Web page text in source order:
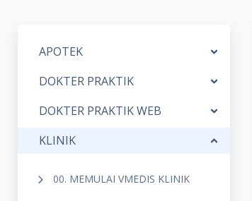
APOTEK
DOKTER PRAKTIK
DOKTER PRAKTIK WEB
KLINIK
00. MEMULAI VMEDIS KLINIK